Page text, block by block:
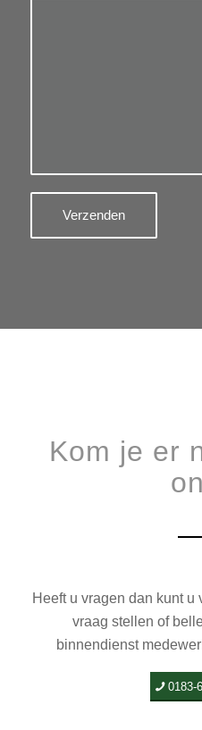
Kom je er
Heeft u vragen dan kunt u
vraag stellen of
binnendienst
0183-